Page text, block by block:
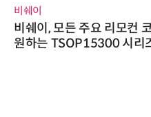
비쉐이
비쉐이, 모든 주요 리모컨
원하는 TSOP15300 시리